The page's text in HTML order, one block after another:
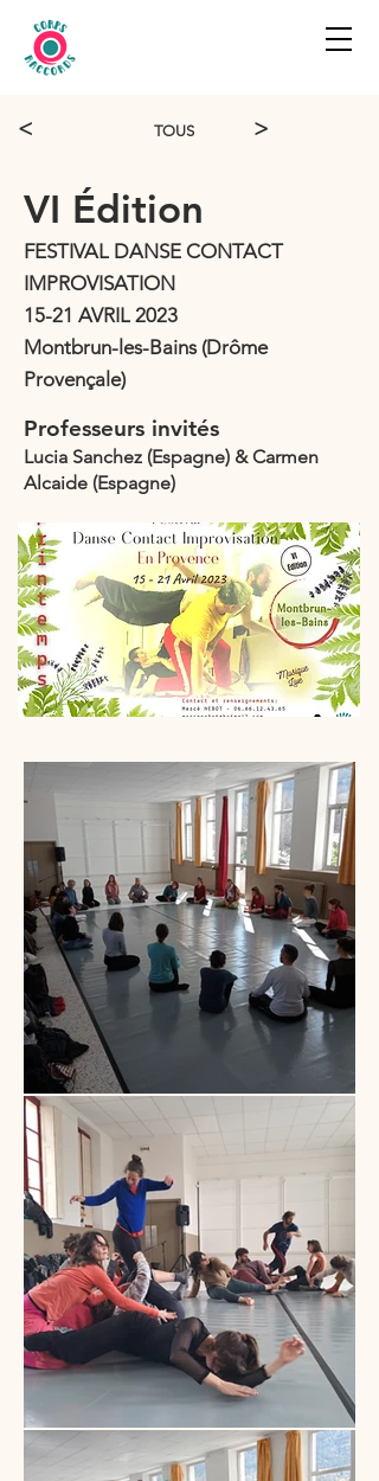
< TOUS >
VI Édition
FESTIVAL DANSE CONTACT
IMPROVISATION
15-21 AVRIL 2023
Montbrun-les-Bains (Drôme
Provençale)
Professeurs invités
Lucia Sanchez (Espagne) & Carmen
Alcaide (Espagne)